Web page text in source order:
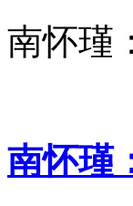
南怀瑾
南怀瑾